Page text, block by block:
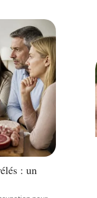
: un